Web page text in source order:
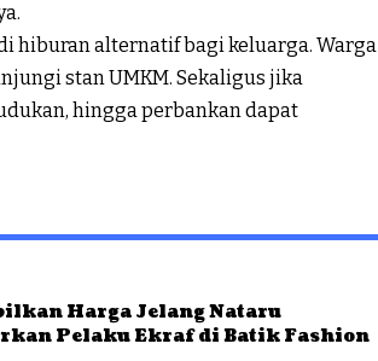
hiburan alternatif bagi keluarga. Warga
stan UMKM. Sekaligus jika
hingga perbankan dapat
Harga Jelang Nataru
Pelaku Ekraf di Batik Fashion